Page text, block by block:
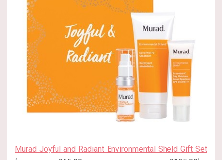
Murad Joyful and Radiant Environmental Sheld Gift Set